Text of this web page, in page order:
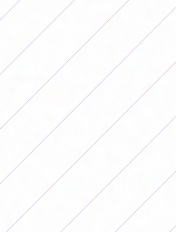
la nota.
en opinar!